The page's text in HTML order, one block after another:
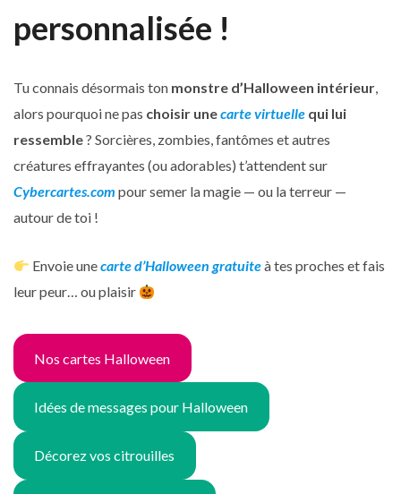
personnalisée !
Tu connais désormais ton monstre d’Halloween intérieur,
alors pourquoi ne pas choisir unecarte virtuelle qui lui
ressemble? Sorcières, zombies, fantômes et autres
créatures effrayantes (ou adorables) t’attendent sur
Cybercartes.com pour semer la magie — ou la terreur —
autour de toi !
Envoie unecarte d’Halloween gratuiteà tes proches et fais
leur peur… ou plaisir
Nos cartes Halloween
Idées de messages pour Halloween
Décorez vos citrouilles